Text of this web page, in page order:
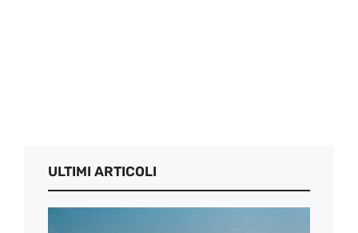
ULTIMI ARTICOLI